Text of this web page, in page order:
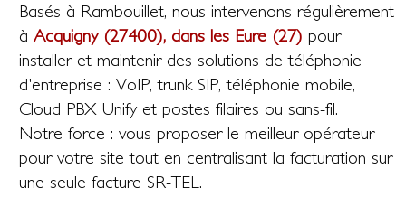
Basés à Rambouillet, nous intervenons régulièrement
àAcquigny (27400), dans les Eure (27) pour
installer et maintenir des solutions de téléphonie
d'entreprise : VoIP, trunk SIP, téléphonie mobile,
Cloud PBX Unify et postes filaires ou sans-fil.
Notre force : vous proposer le meilleur opérateur
pour votre site tout en centralisant la facturation sur
une seule facture SR-TEL.